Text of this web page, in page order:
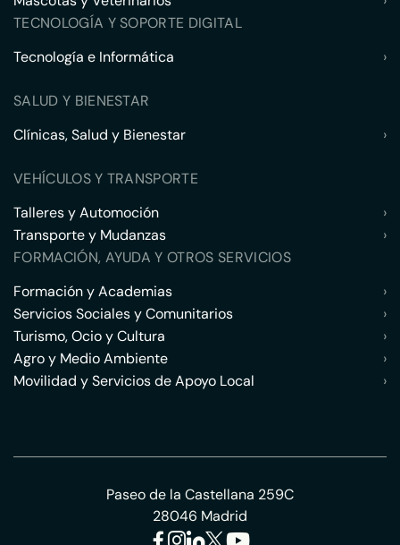
TECNOLOGÍA Y SOPORTE DIGITAL
Tecnología e Informática
›
SALUD Y BIENESTAR
Clínicas, Salud y Bienestar
›
VEHÍCULOS Y TRANSPORTE
Talleres y Automoción
›
Transporte y Mudanzas
›
FORMACIÓN, AYUDA Y OTROS SERVICIOS
Formación y Academias
›
Servicios Sociales y Comunitarios
›
Turismo, Ocio y Cultura
›
Agro y Medio Ambiente
›
Movilidad y Servicios de Apoyo Local
›
Paseo de la Castellana 259C
28046 Madrid